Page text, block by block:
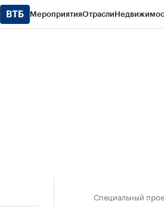
МероприятияОтрасли
Специальный